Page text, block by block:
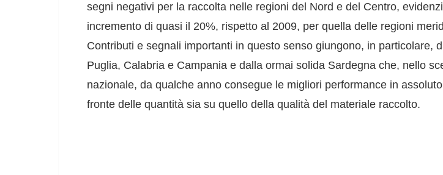
segni negativi per la raccolta nelle regioni del Nord e del Centro,
incremento di quasi il 20%, rispetto al 2009, per quella delle regioni
Contributi e segnali importanti in questo senso giungono, in particolare,
Puglia, Calabria e Campania e dalla ormai solida Sardegna che, nello
nazionale, da qualche anno consegue le migliori performance in assoluto
fronte delle quantità sia su quello della qualità del materiale raccolto.